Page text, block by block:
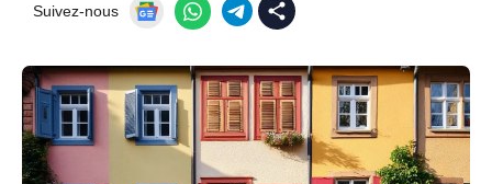
Suivez-nous